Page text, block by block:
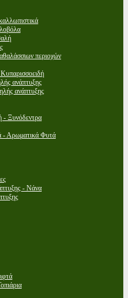
περιοχών
ανάπτυξης
ανάπτυξης
- Ξυνόδεντρα
- Αρωματικά Φυτά
- Νάνα